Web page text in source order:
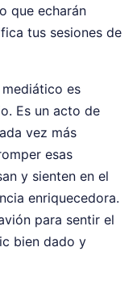
que echarán
tus sesiones de
es
Es un acto de
vez más
esas
y sienten en el
enriquecedora.
para sentir el
bien dado y